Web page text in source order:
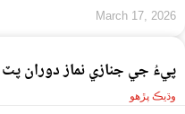
March 17, 2026
پيءُ جي جنازي نماز دوران پٽ
وڌيڪ پڙهو